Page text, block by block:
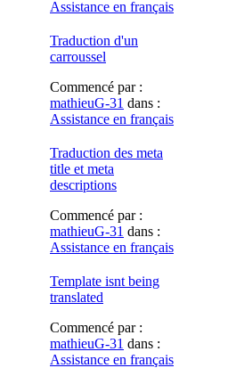
Assistance en français
Traduction d'un
carroussel
Commencé par :
mathieuG-31 dans :
Assistance en français
Traduction des meta
title et meta
descriptions
Commencé par :
mathieuG-31 dans :
Assistance en français
Template isnt being
translated
Commencé par :
mathieuG-31 dans :
Assistance en français